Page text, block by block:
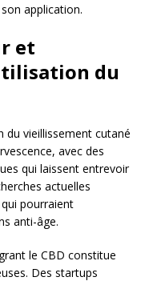
application.
et
du
du vieillissement cutané
avec des
qui laissent entrevoir
actuelles
pourraient
anti-âge.
le CBD constitue
Des startups